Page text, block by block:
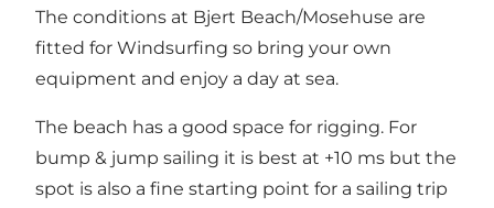
The conditions at Bjert Beach/Mosehuse are
fitted for Windsurfing so bring your own
equipment and enjoy a day at sea.
The beach has a good space for rigging. For
bump & jump sailing it is best at +10 ms but the
spot is also a fine starting point for a sailing trip